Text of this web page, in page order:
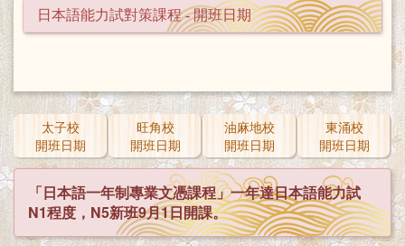
日本語能力試對策課程 - 開班日期
太子校
開班日期
旺角校
開班日期
油麻地校
開班日期
東涌校
開班日期
「日本語一年制專業文憑課程」一年達日本語能力試
N1程度，N5新班9月1日開課。